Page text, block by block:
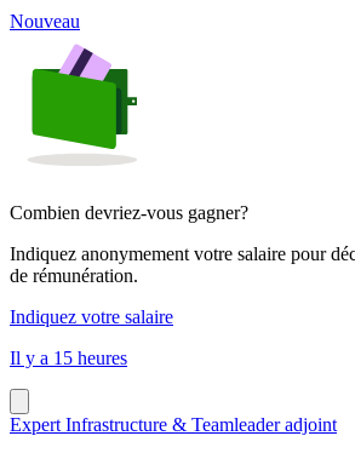
Nouveau
Combien devriez-vous gagner?
Indiquez anonymement votre salaire pour
de rémunération.
Indiquez votre salaire
Il y a 15 heures
Expert Infrastructure & Teamleader adjoint